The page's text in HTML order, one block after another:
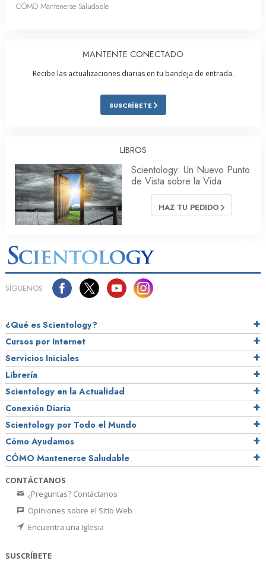
CÓMO Mantenerse Saludable
MANTENTE CONECTADO
Recibe las actualizaciones diarias en tu bandeja de entrada.
SUSCRÍBETE
LIBROS
Scientology: Un Nuevo Punto
de Vista sobre la Vida
HAZ TU PEDIDO
SÍGUENOS
¿Qué es Scientology?
Cursos por Internet
Servicios Iniciales
Librería
Scientology en la Actualidad
Conexión Diaria
Scientology por Todo el Mundo
Cómo Ayudamos
CÓMO Mantenerse Saludable
CONTÁCTANOS
¿Preguntas? Contáctanos
Opiniones sobre el Sitio Web
Encuentra una Iglesia
SUSCRÍBETE